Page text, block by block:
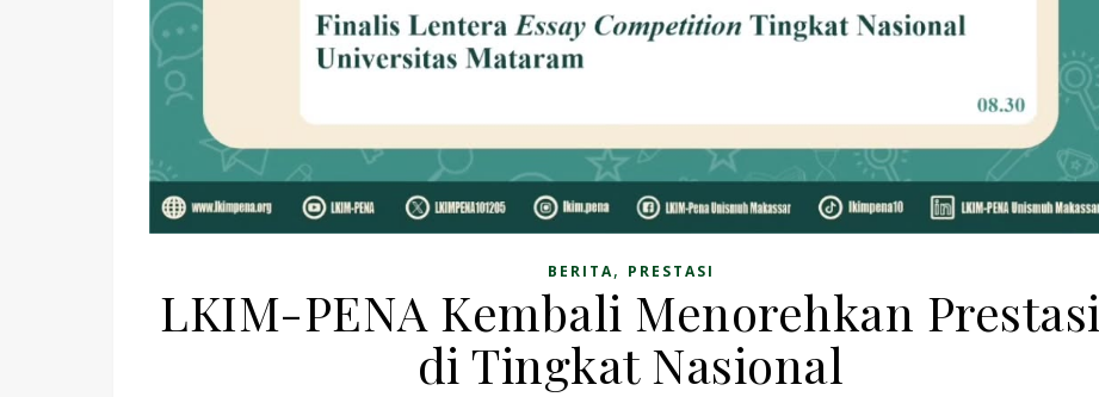
BERITA, PRESTASI
LKIM-PENA Kembali Menorehkan Prestasi
di Tingkat Nasional